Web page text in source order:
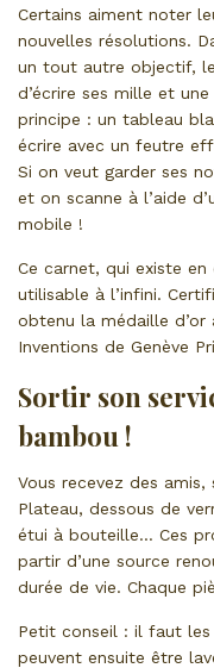
Certains aiment noter
nouvelles résolutions.
un tout autre objectif, le
d’écrire ses mille et
principe : un tableau
écrire avec un feutre
Si on veut garder ses
et on scanne à l’aide
mobile !
Ce carnet, qui existe
utilisable à l’infini.
obtenu la médaille d’or
Inventions de Genève
Sortir son
bambou !
Vous recevez des amis,
Plateau, dessous de
étui à bouteille… Ces
partir d’une source
durée de vie. Chaque
Petit conseil : il faut
peuvent ensuite être